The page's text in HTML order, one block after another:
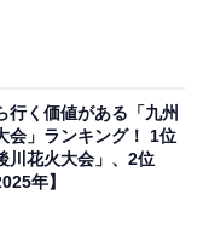
上げられる、九州
や音楽とシンクロ
ロケーションで、
が豪華絢爛で、フ
代男性／静岡県)
行く価値がある「九州
会」ランキング！ 1位
川花火大会」、2位
年】